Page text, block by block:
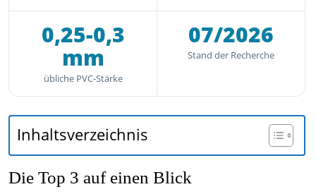
0,25-0,3
mm
übliche PVC-Stärke
07/2026
Stand der Recherche
Inhaltsverzeichnis
Die Top 3 auf einen Blick